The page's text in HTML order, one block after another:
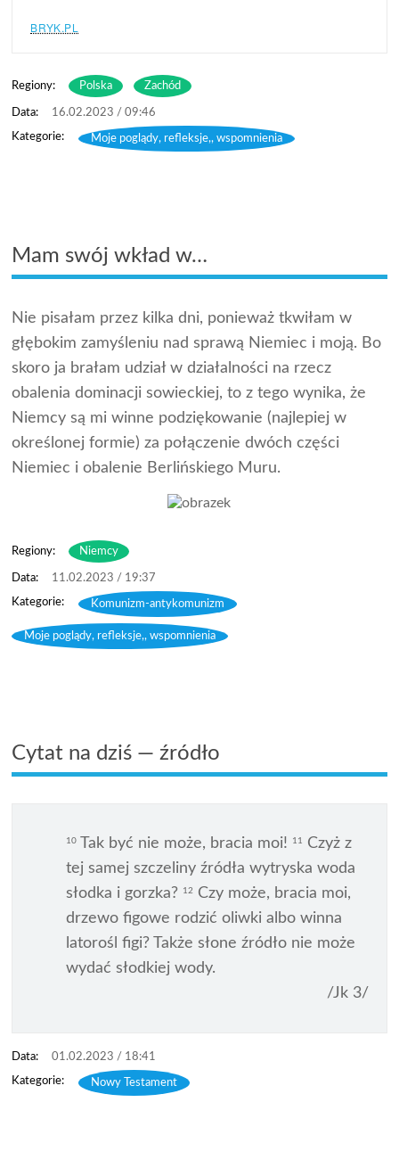
BRYK.PL
Regiony: Polska Zachód
16.02.2023 / 09:46
Moje poglądy, refleksje,, wspomnienia
Mam swój wkład w…
Nie pisałam przez kilka dni, ponieważ tkwiłam w
głębokim zamyśleniu nad sprawą Niemiec i moją. Bo
skoro ja brałam udział w działalności na rzecz
obalenia dominacji sowieckiej, to z tego wynika, że
Niemcy są mi winne podziękowanie (najlepiej w
określonej formie) za połączenie dwóch części
Niemiec i obalenie Berlińskiego Muru.
Regiony: Niemcy
11.02.2023 / 19:37
Komunizm-antykomunizm
Moje poglądy, refleksje,, wspomnienia
Cytat na dziś — źródło
10 Tak być nie może, bracia moi! 11
Czyż z
tej samej szczeliny źródła wytryska woda
słodka i gorzka? 12 Czy może, bracia moi,
drzewo figowe rodzić oliwki albo winna
latorośl figi? Także słone źródło nie może
wydać słodkiej wody.
/Jk 3/
01.02.2023 / 18:41
Nowy Testament